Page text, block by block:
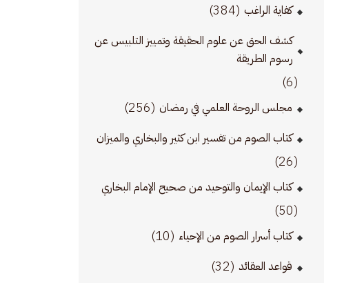
كفاية الراغب (384)
كشف الحق عن علوم الحقيقة وتمييز التلبيس عن
رسوم الطريقة
(6)
مجلس الروحة العلمي في رمضان (256)
كتاب الصوم من تفسير ابن كثير والبخاري والميزان
(26)
كتاب الإيمان والتوحيد من صحيح الإمام البخاري
(50)
كتاب أسرار الصوم من الإحياء (10)
قواعد العقائد (32)